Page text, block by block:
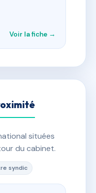
Voir la fiche →
situées
du cabinet.
syndic